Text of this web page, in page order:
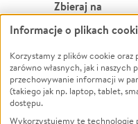
Zbieraj na
Leczenie
Zwierzęta
Pożar
Ukraina
Informacje o plikach
Korzystamy z plików cookie
zarówno własnych, jak i
przechowywanie informacji w
(takiego jak np. laptop, tablet,
dostępu.
Wykorzystujemy te technologie